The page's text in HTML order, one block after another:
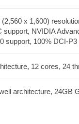
x 1,600)
NVIDIA
support, 100% DCI-
12 cores, 24
architecture, 24GB